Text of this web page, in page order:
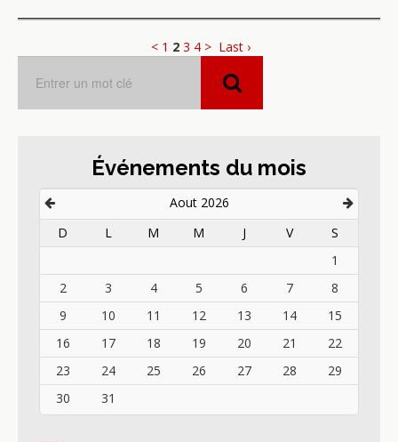
< 1 2 3 4 > Last ›
Événements du mois
Aout 2026
D
L M M J V
S
1
2
3 4 5 6 7
8
9
10 11 12 13 14
15
16
17 18 19 20 21
22
23
24 25 26 27 28
29
30
31